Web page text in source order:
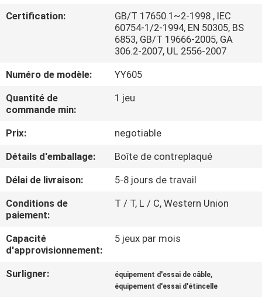
SUJET
NOUS
VISITE
CONTACTEZ-
NOUS
NOUVELLES
DEMANDEZ
UNE
Certification:
GB/T 17650.1~2-1998 , IEC
60754-1/2-1994, EN 50305, BS
6853, GB/T 19666-2005, GA
306.2-2007, UL 2556-2007
Numéro de modèle:
YY605
Quantité de
commande min:
1 jeu
Prix:
negotiable
Détails d'emballage:
Boîte de contreplaqué
Délai de livraison:
5-8 jours de travail
Conditions de
paiement:
T / T, L / C, Western Union
Capacité
d'approvisionnement:
5 jeux par mois
Surligner: équipement d'essai de câble,
équipement d'essai d'étincelle